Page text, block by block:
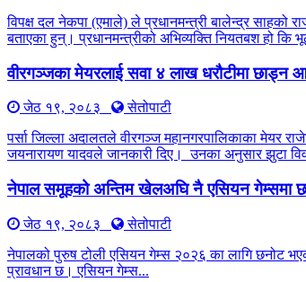
विपक्ष दल नेकपा (एमाले) ले प्रधानमन्त्री बालेन्द्र साहको
बताएका हुन्। प्रधानमन्त्रीको अभिव्यक्ति नियतबश हो कि
वीरगञ्जका मेयरलाई सवा ४ लाख धरौटीमा छाड्न
जेठ १९, २०८३
सेतोपाटी
पर्सा जिल्ला अदालतले वीरगञ्ज महानगरपालिकाका मेयर
जयनारायण यादवले जानकारी दिए। उनका अनुसार झुटा
नेपाल समूहको अन्तिम खेलअघि नै एसियन गेम्समा
जेठ १९, २०८३
सेतोपाटी
नेपालको पुरुष टोली एसियन गेम्स २०२६ का लागि छनोट
प्रावधान छ। एसियन गेम्स...